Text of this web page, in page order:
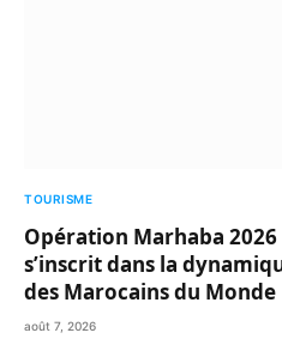
TOURISME
Opération Marhaba
s’inscrit dans la
des Marocains du Monde
août 7, 2026